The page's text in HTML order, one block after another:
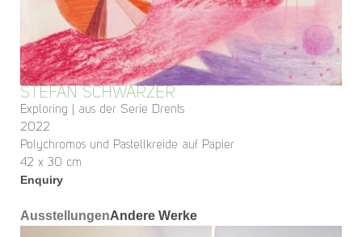
STEFAN SCHWARZER
Exploring | aus der Serie Drents
2022
Polychromos und Pastellkreide auf Papier
42 x 30 cm
Enquiry
AusstellungenAndere Werke